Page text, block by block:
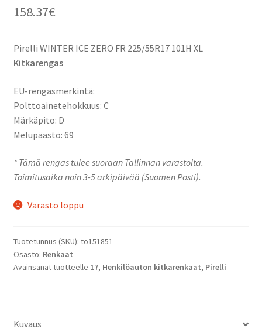
158.37€
Pirelli WINTER ICE ZERO FR 225/55R17 101H XL
Kitkarengas
EU-rengasmerkintä:
Polttoainetehokkuus: C
Märkäpito: D
Melupäästö: 69
* Tämä rengas tulee suoraan Tallinnan varastolta.
Toimitusaika noin 3-5 arkipäivää (Suomen Posti).
Varasto loppu
Tuotetunnus (SKU): to151851
Osasto: Renkaat
Avainsanat tuotteelle 17, Henkilöauton kitkarenkaat, Pirelli
Kuvaus